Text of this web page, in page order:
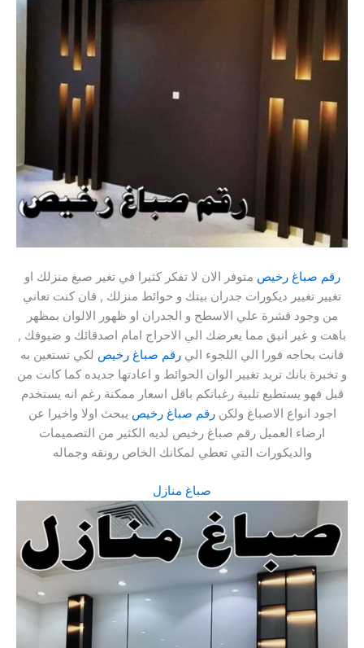
رقم صباغ رخيص متوفر الان لا تفكر كثيرا في تغير صبغ منزلك او
تغيير تغيير ديكورات جدران بيتك و حوائط منزلك , فان كنت تعاني
من وجود قشرة علي الاسطح و الجدران او ظهور الالوان بمظهر
باهت و غير انيق مما يعرضك الي الاحراج امام اصدقائك و ضيوفك ,
فانت بحاجه فورا الي اللجوء الي رقم صباغ رخيص لكي تستعين به
و تخبرة بانك تريد تغيير الوان الحوائط و اعادتها جديده كما كانت من
قبل فهو يستطيع تلبية رغباتكم باقل اسعار ممكنة رغم انه يستخدم
اجود انواع الاصباغ ولكن رقم صباغ رخيص يبحث اولا واخيرا عن
ارضاء العميل رقم صباغ رخيص لديه الكثير من التصميمات
والديكورات التي تعطي لمكانك الخاص رونقه وجماله
صباغ منازل